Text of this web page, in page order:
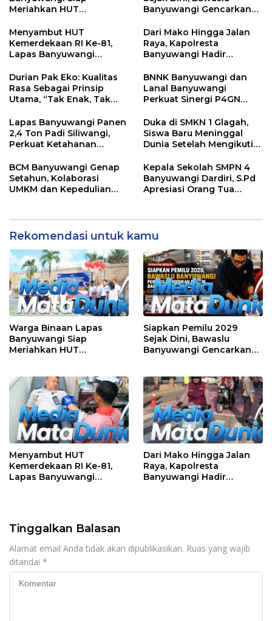
Meriahkan HUT
dengan Berbagai
Perlombaan
Banyuwangi Gencarkan
Penguatan SDM
Menyambut HUT
Kemerdekaan RI Ke-81,
Lapas Banyuwangi
Donor Darah
Dari Mako Hingga Jalan
Raya, Kapolresta
Banyuwangi Hadir
dan Keselamatan
Masyarakat
Durian Pak Eko: Kualitas
Rasa Sebagai Prinsip
Utama, “Tak Enak, Tak
BNNK Banyuwangi dan
Lanal Banyuwangi
Perkuat Sinergi P4GN
Lapas Banyuwangi Panen
2,4 Ton Padi Siliwangi,
Perkuat Ketahanan
Duka di SMKN 1 Glagah,
Siswa Baru Meninggal
Dunia Setelah Mengikuti
BCM Banyuwangi Genap
Setahun, Kolaborasi
UMKM dan Kepedulian
Kepala Sekolah SMPN 4
Banyuwangi Dardiri, S.Pd
Apresiasi Orang Tua
Depan Gerbang Sekolah
Rekomendasi untuk kamu
Warga Binaan Lapas
Banyuwangi Siap
Meriahkan HUT
Perlombaan
Siapkan Pemilu 2029
Sejak Dini, Bawaslu
Banyuwangi Gencarkan
Menyambut HUT
Kemerdekaan RI Ke-81,
Lapas Banyuwangi
Dari Mako Hingga Jalan
Raya, Kapolresta
Banyuwangi Hadir
Tinggalkan Balasan
Alamat email Anda tidak akan dipublikasikan. Ruas yang wajib
ditandai *